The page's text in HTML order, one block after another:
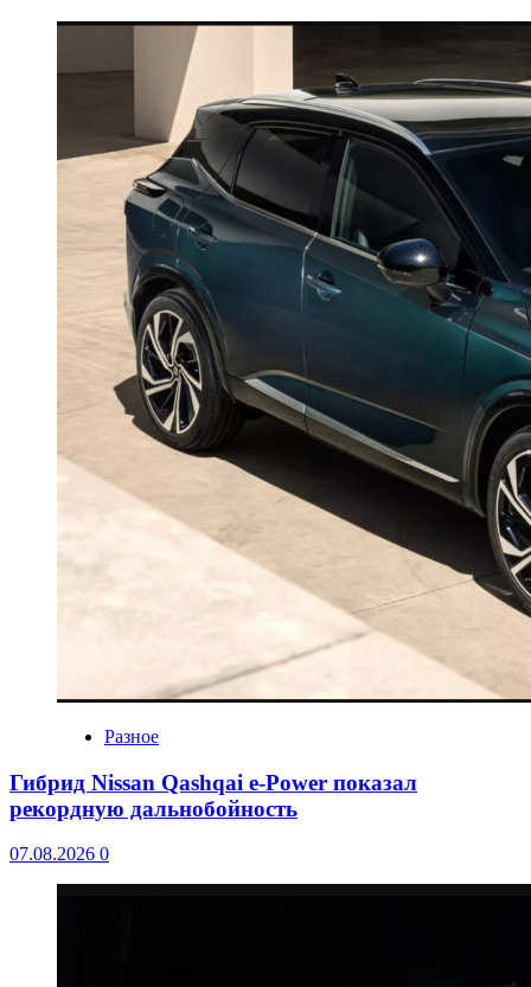
Разное
Гибрид Nissan Qashqai e-Power показал
рекордную дальнобойность
07.08.2026 0